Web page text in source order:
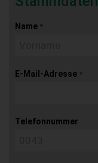
Name *
E-Mail-Adresse *
Telefonnummer